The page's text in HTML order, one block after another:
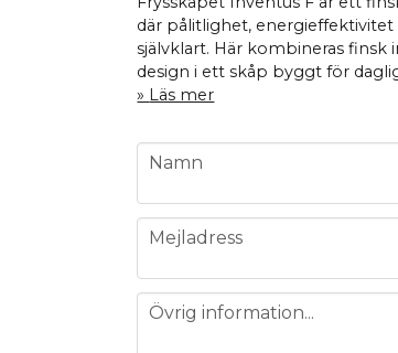
där pålitlighet,
självklart. Här kombineras
design i ett skåp byggt för
Läs mer
name
Namn
email
Mejladress
message
Övrig information...